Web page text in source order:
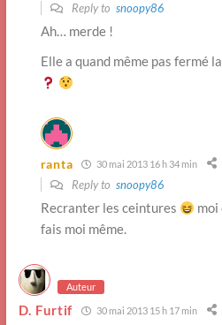
Reply to snoopy86
Ah… merde !
Elle a quand même pas fermé
ranta 30 mai 2013 16 h 34 min
Reply to snoopy86
Recranter les ceintures
moi
fais moi même.
Auteur
D. Furtif 30 mai 2013 15 h 17 min